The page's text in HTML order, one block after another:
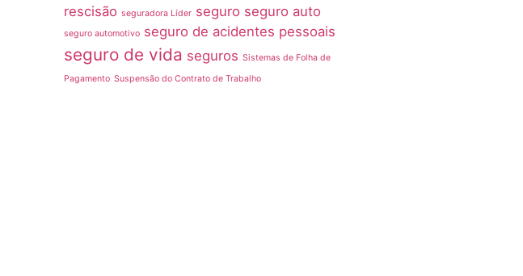
rescisão seguradora Líder seguro seguro auto
seguro automotivo seguro de acidentes pessoais
seguro de vida seguros Sistemas de Folha de
Pagamento Suspensão do Contrato de Trabalho